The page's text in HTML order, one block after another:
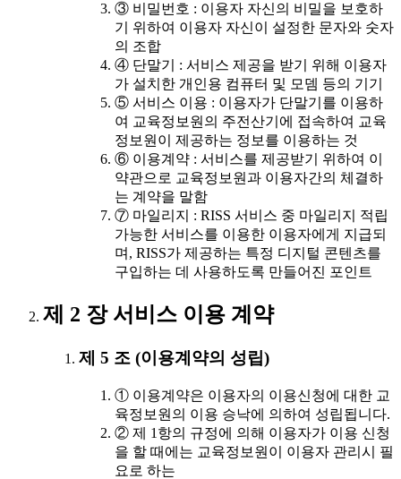
③ 비밀번호 : 이용자 자신의 비밀을 보호하
기 위하여 이용자 자신이 설정한 문자와 숫자
의 조합
④ 단말기 : 서비스 제공을 받기 위해 이용자
가 설치한 개인용 컴퓨터 및 모뎀 등의 기기
⑤ 서비스 이용 : 이용자가 단말기를 이용하
여 교육정보원의 주전산기에 접속하여 교육
정보원이 제공하는 정보를 이용하는 것
⑥ 이용계약 : 서비스를 제공받기 위하여 이
약관으로 교육정보원과 이용자간의 체결하
는 계약을 말함
⑦ 마일리지 : RISS 서비스 중 마일리지 적립
가능한 서비스를 이용한 이용자에게 지급되
며, RISS가 제공하는 특정 디지털 콘텐츠를
구입하는 데 사용하도록 만들어진 포인트
제 2 장 서비스 이용 계약
제 5 조 (이용계약의 성립)
① 이용계약은 이용자의 이용신청에 대한 교
육정보원의 이용 승낙에 의하여 성립됩니다.
② 제 1항의 규정에 의해 이용자가 이용 신청
을 할 때에는 교육정보원이 이용자 관리시 필
요로 하는